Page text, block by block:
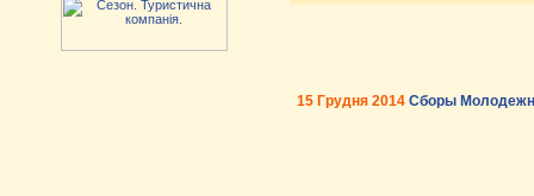
15 Грудня 2014 Сборы